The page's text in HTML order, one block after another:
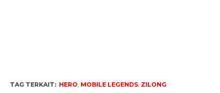
TAG TERKAIT: HERO MOBILE LEGENDS, ZILONG